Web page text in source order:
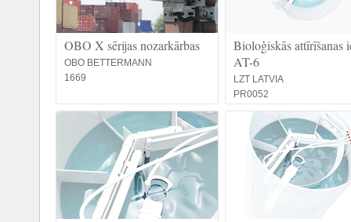
OBO X sērijas nozarkārbas
OBO BETTERMANN
1669
Bioloģiskās attīrīšanas
AT-6
LZT LATVIA
PR0052